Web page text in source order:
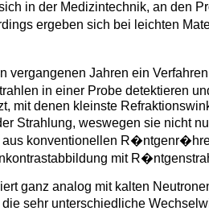
in der Medizintechnik, an den
ergeben sich bei leichten
vergangenen Jahren ein
in einer Probe detektieren
mit denen kleinste
Strahlung, weswegen sie nicht
konventionellen
mit
ganz analog mit kalten
sehr unterschiedliche